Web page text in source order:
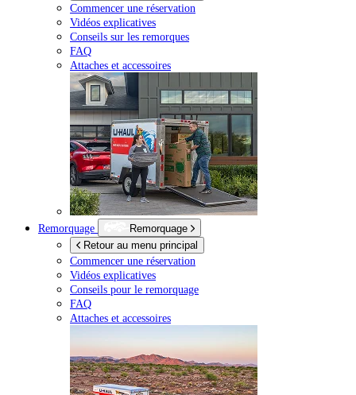
Commencer une réservation
Vidéos explicatives
Conseils sur les remorques
FAQ
Attaches et accessoires
Remorquage
Remorquage
Retour au menu principal
Commencer une réservation
Vidéos explicatives
Conseils pour le remorquage
FAQ
Attaches et accessoires